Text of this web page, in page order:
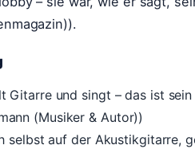
Gitarre und singt – das ist
(Musiker & Autor))
selbst auf der Akustikgitarre,